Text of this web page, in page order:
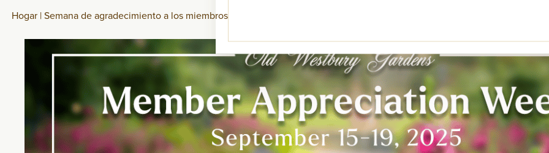
Hogar |Semana de agradecimiento a los miembros